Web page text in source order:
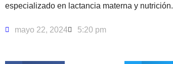
especializado en lactancia materna y nutrición.
mayo 22, 2024 5:20 pm